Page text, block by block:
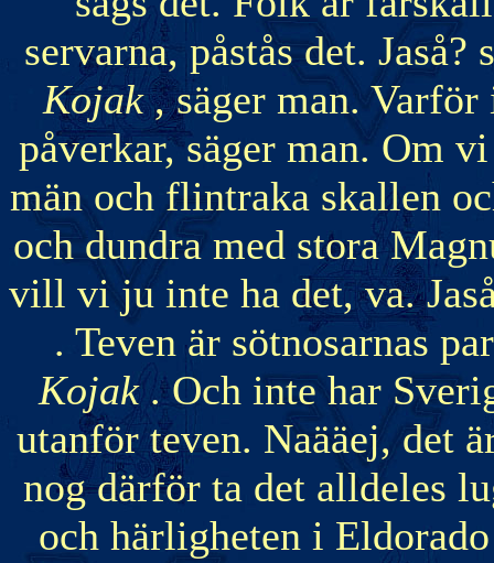
servarna, påstås det.
Kojak, säger man.
påverkar, säger man. Om
män och flintraka skallen
och dundra med stora
vill vi ju inte ha det, va.
. Teven är sötnosarnas
Kojak . Och inte har
utanför teven. Naääej, det
nog därför ta det alldeles
och härligheten i